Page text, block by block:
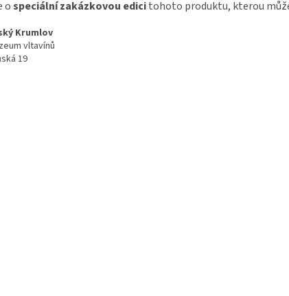
ospeciální zakázkovou edicitohoto produktu, kterou
Krumlov
vltavínů
19